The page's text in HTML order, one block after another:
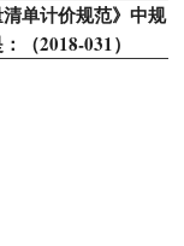
单计价规范》中规
（2018-031）